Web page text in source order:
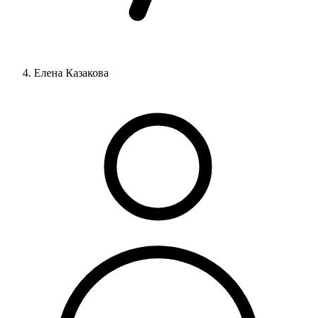
Елена Казакова